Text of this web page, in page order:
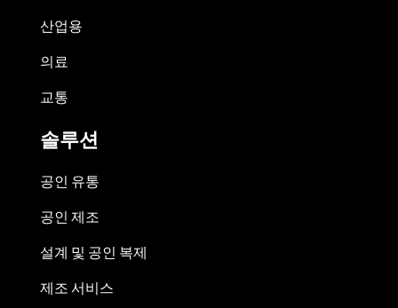
산업용
의료
교통
솔루션
공인 유통
공인 제조
설계 및 공인 복제
제조 서비스